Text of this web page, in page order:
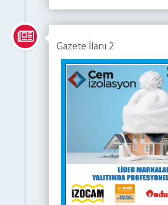
Gazete İlanı 2